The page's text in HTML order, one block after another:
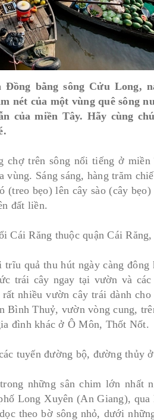
bằng sông Cửu Long,
nét của một vùng quê sông
của miền Tây. Hãy cùng
chợ trên sông nổi tiếng ở
vùng. Sáng sáng, hàng trăm
(treo bẹo) lên cây sào (cây
đất liền.
Cái Răng thuộc quận Cái
quả thu hút ngày càng đông
trái cây ngay tại vườn và
nhiều vườn cây trái dành
Bình Thuỷ, vườn vòng cung,
đình khác ở Ô Môn, Thốt Nốt.
tuyến đường bộ, đường thủy
những sân chim lớn nhất
Long Xuyên (An Giang),
theo bờ sông nhỏ, dưới